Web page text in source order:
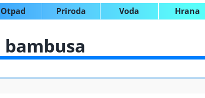
Otpad Priroda Voda Hrana